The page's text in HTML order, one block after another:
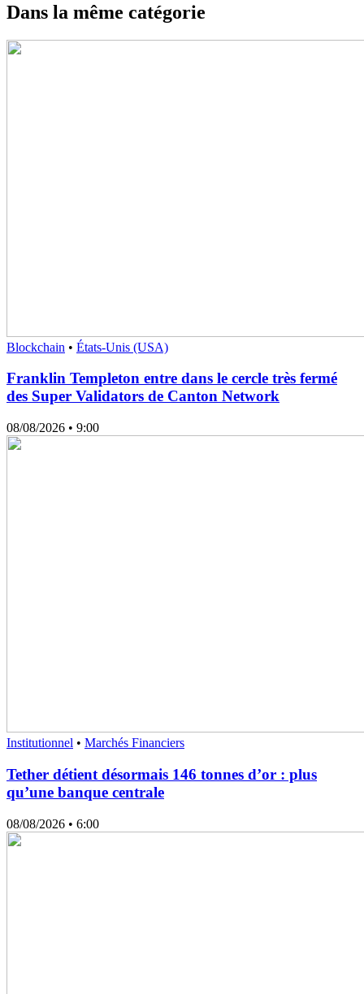
Dans la même catégorie
Blockchain • États-Unis (USA)
Franklin Templeton entre dans le cercle très fermé
des Super Validators de Canton Network
08/08/2026 • 9:00
Institutionnel • Marchés Financiers
Tether détient désormais 146 tonnes d’or : plus
qu’une banque centrale
08/08/2026 • 6:00